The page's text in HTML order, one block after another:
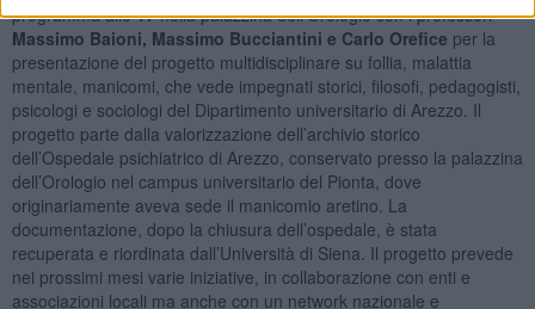
programma alle17nella palazzina dell’Orologio con i professori
Massimo Baioni, Massimo Bucciantini e Carlo Orefice per la
presentazione del progetto multidisciplinare su follia, malattia
mentale, manicomi, che vede impegnati storici, filosofi, pedagogisti,
psicologi e sociologi del Dipartimento universitario di Arezzo. Il
progetto parte dalla valorizzazione dell’archivio storico
dell’Ospedale psichiatrico di Arezzo, conservato presso la palazzina
dell’Orologio nel campus universitario del Pionta, dove
originariamente aveva sede il manicomio aretino. La
documentazione, dopo la chiusura dell’ospedale, è stata
recuperata e riordinata dall’Università di Siena. Il progetto prevede
nei prossimi mesi varie iniziative, in collaborazione con enti e
associazioni locali ma anche con un network nazionale e